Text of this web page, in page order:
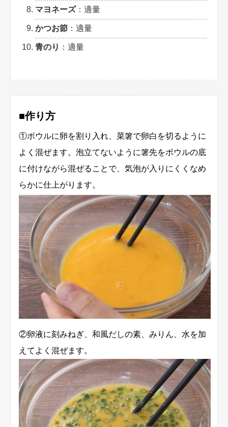
マヨネーズ：適量
かつお節 ：適量
青のり ：適量
■作り方
①ボウルに卵を割り入れ、菜箸で卵白を切るように
よく混ぜます。泡立てないように箸先をボウルの底
に付けながら混ぜることで、気泡が入りにくくなめ
らかに仕上がります。
②卵液に刻みねぎ、和風だしの素、みりん、水を加
えてよく混ぜます。